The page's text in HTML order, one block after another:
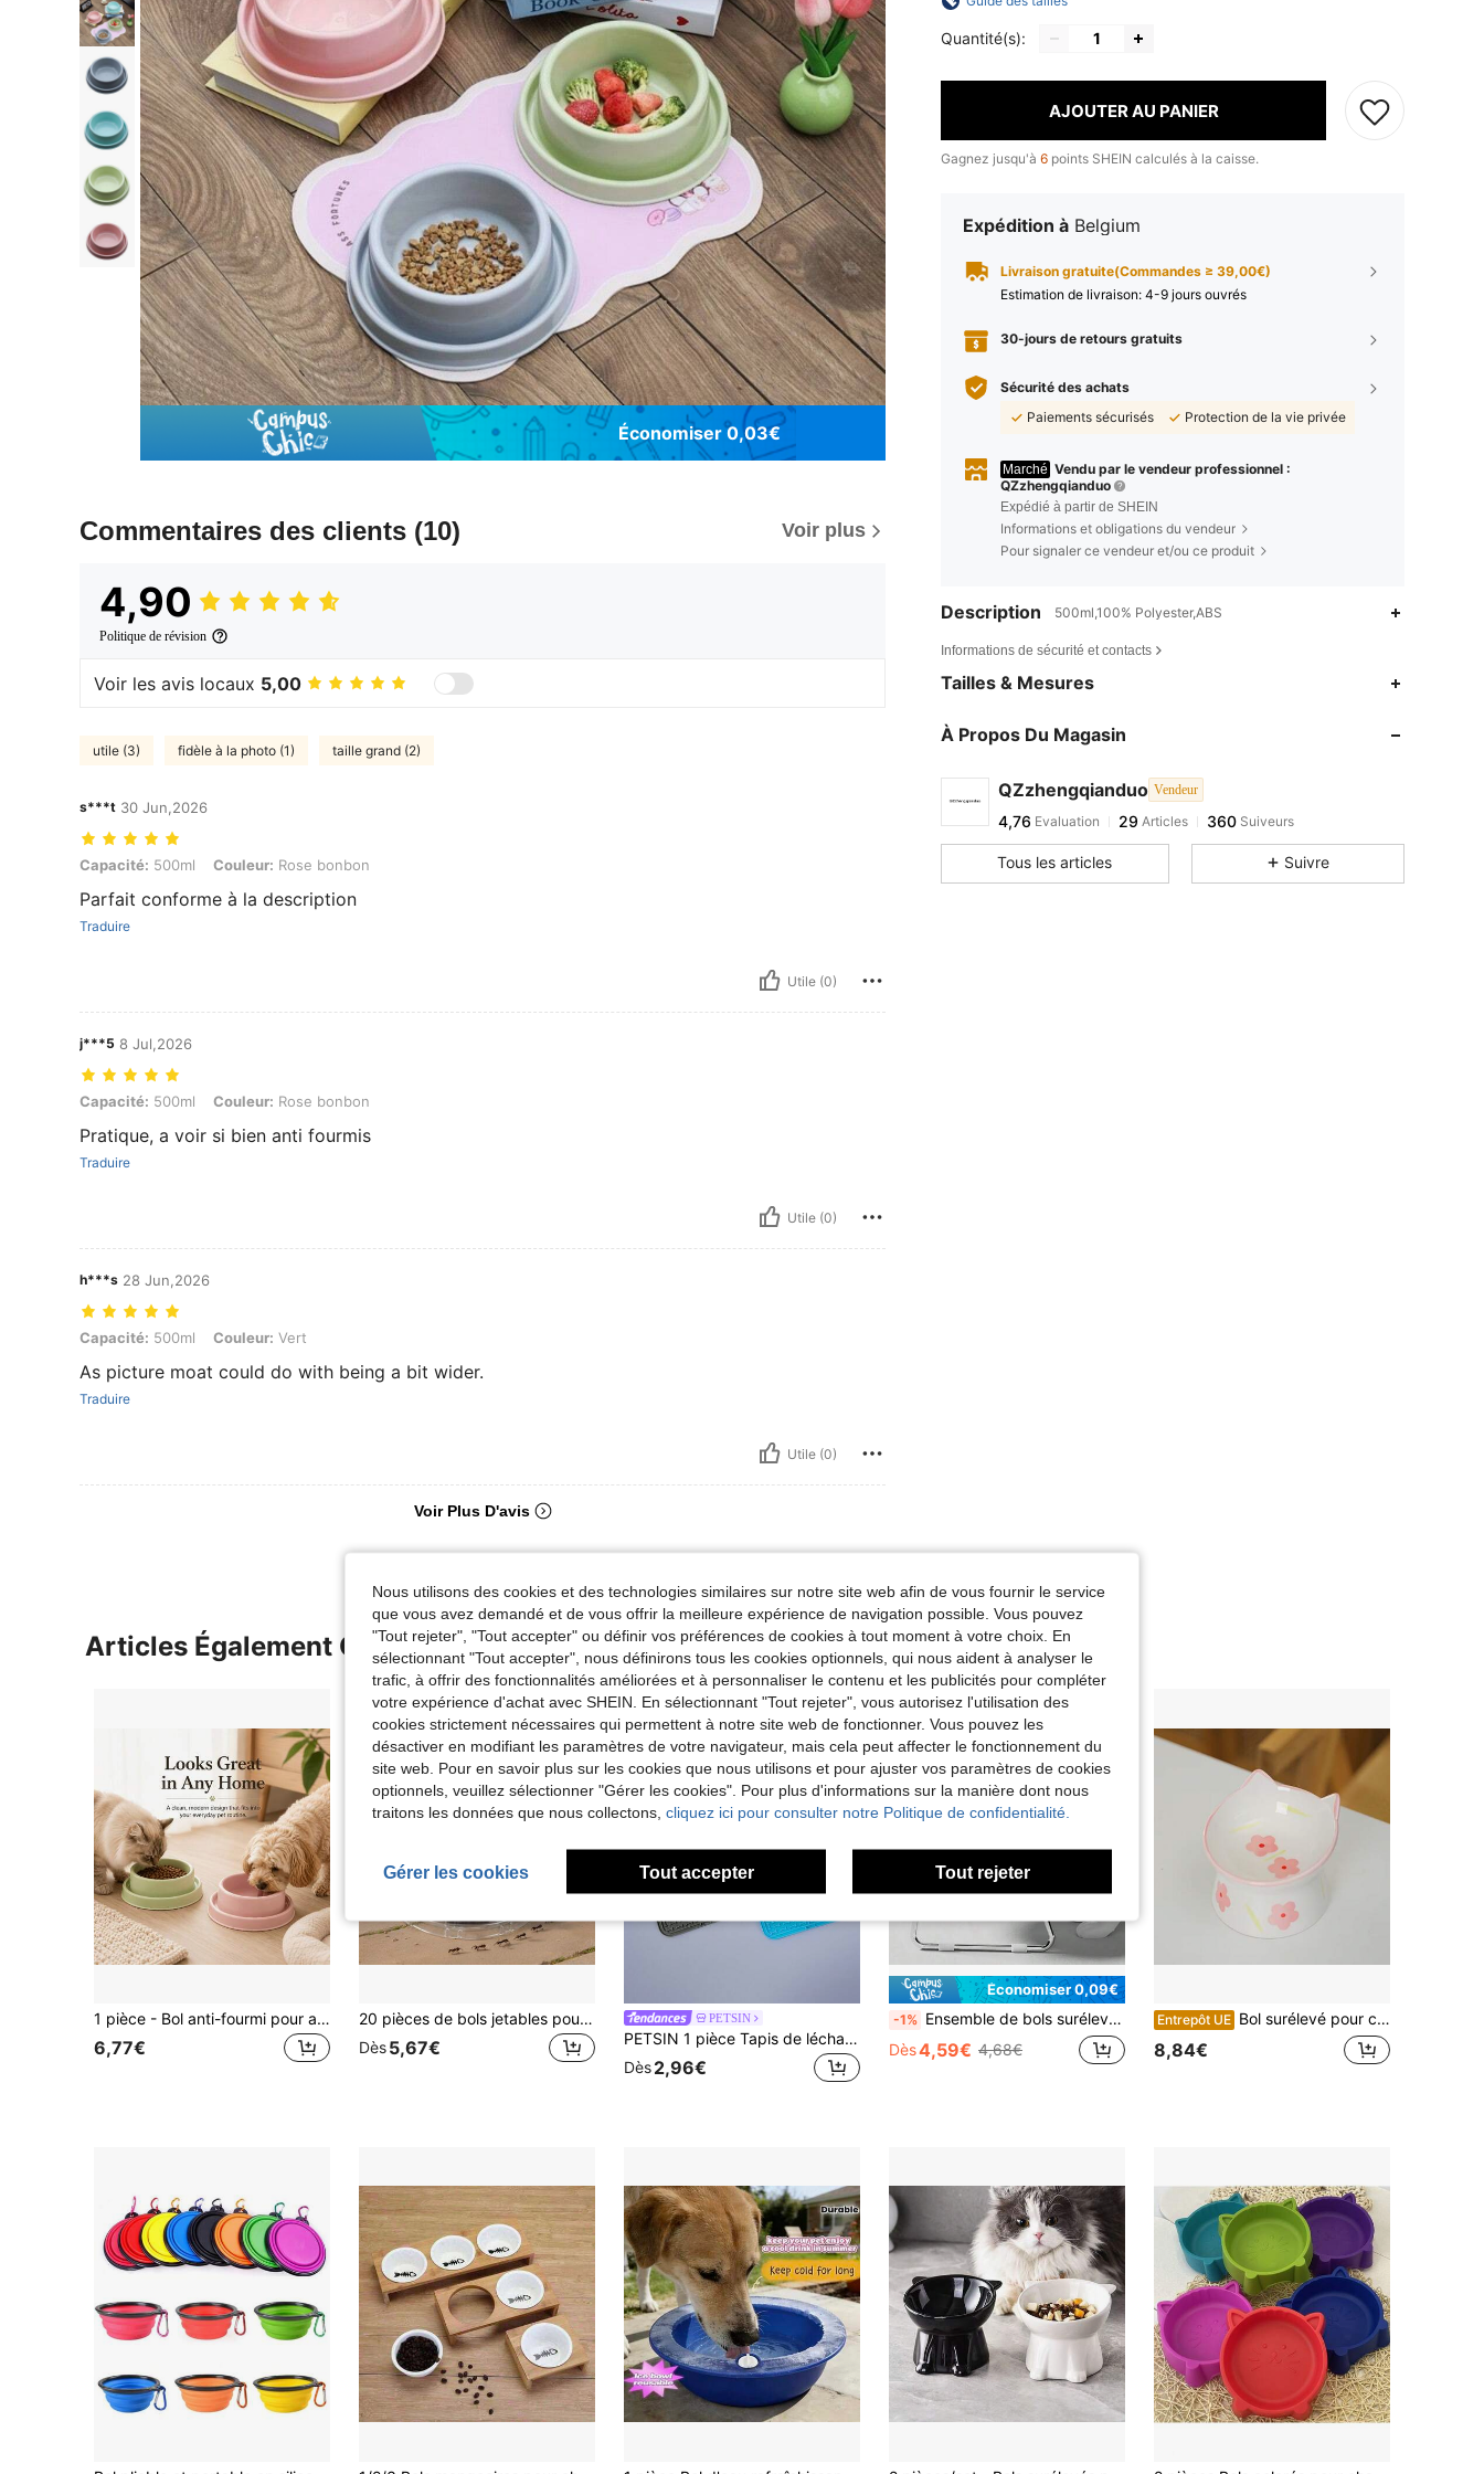
Économiser 0,03€
Commentaires des clients (10) Voir plus
4,90
Politique de révision
Voir les avis locaux 5,00
utile (3) fidèle à la photo (1) taille grand (2)
s***t 30 Jun,2026
Capacité: 500ml, Couleur: Rose bonbon
Capacité: 500ml Couleur: Rose bonbon
Parfait conforme à la description
Traduire
Utile (0)
j***5 8 Jul,2026
Capacité: 500ml, Couleur: Rose bonbon
Capacité: 500ml Couleur: Rose bonbon
Pratique, a voir si bien anti fourmis
Traduire
Utile (0)
h***s 28 Jun,2026
Capacité: 500ml, Couleur: Vert
Capacité: 500ml Couleur: Vert
As picture moat could do with being a bit wider.
Traduire
Utile (0)
Voir Plus D'avis
Quantité(s):
AJOUTER AU PANIER
Gagnez jusqu'à 6 points SHEIN calculés à la caisse.
Expédition à Belgium
Livraison gratuite(Commandes ≥ 39,00€)
Estimation de livraison: 4-9 jours ouvrés
30-jours de retours gratuits
Sécurité des achats
Paiements sécurisés
Protection de la vie privée
Marché Vendu par le vendeur professionnel :
QZzhengqianduo
Expédié à partir de SHEIN
Informations et obligations du vendeur
Pour signaler ce vendeur et/ou ce produit
Description 500ml,100% Polyester,ABS
Informations de sécurité et contacts
Tailles & Mesures
À Propos Du Magasin
QZzhengqianduo Vendeur
4,76 Evaluation 29 Articles 360 Suiveurs
Tous les articles Suivre
Articles Également Consultés
1 pièce - Bol anti-fourmi pour animaux de compagnie de 5,12 po/6,2 po, design de débordement inspiré de la dopamine, base antidérapante résistante au basculement, bol de nourriture facile à nettoyer, bol de nourriture universel en plastique pour chats et chiens, bol de nourriture surélevé anti-débordement, convient aux chats et chiens d'intérieur et d'extérieur, aux chiens de petite et moyenne taille, essentiel pour les voyages avec animaux de compagnie
6,77€
20 pièces de bols jetables pour animaux de compagnie anti-fourmis, bols de nourriture pour chats et chiens, bols anti-fourmis, grandes assiettes pour nourriture humide pour chats, mangeoire en plastique ronde anti-déversement et antidérapante pour animaux de compagnie d'extérieur, chiens de petite et moyenne taille
Dès5,67€
PETSIN
PETSIN 1 pièce Tapis de léchage pour chien Tapis de nourriture lent Goutte à goutte Tapis de léchage avec ventouse en silicone Tapis de nourriture lent pour chien
Dès2,96€
Économiser 0,09€
-1% Ensemble de bols surélevés pour chats en acier inoxydable, convient aux chatons et petits chiens, comprend un support métallique et une base antidérapante, conception inclinée anti-reflux à 15 degrés, protège les moustaches et la colonne vertébrale du chat, choix idéal pour la maison pour le Nouvel An. Bol pour chien.
Dès4,59€ 4,68€
Entrepôt UE Bol surélevé pour chat en céramique (design floral) - Il s'agit d'un bol surélevé pour chat en céramique conçu pour les animaux de compagnie, avec une apparence mignonne et une fonction d'alimentation saine. Adoptant une technique de coloration sous glaçure en céramique à haute température, il est peint à la main avec des fleurs roses et des feuilles vertes, avec un bord en forme d'oreille de chat rose, le rendant à la fois esthétique et conforme aux normes de contact alimentaire.
8,84€
Nous utilisons des cookies et des technologies similaires sur notre site web afin de vous fournir le service
que vous avez demandé et de vous offrir la meilleure expérience de navigation possible. Vous pouvez
"Tout rejeter", "Tout accepter" ou définir vos préférences de cookies à tout moment à votre choix. En
sélectionnant "Tout accepter", nous définirons tous les cookies optionnels, qui nous aident à analyser le
trafic, à offrir des fonctionnalités améliorées et à personnaliser le contenu et les publicités pour compléter
votre expérience d'achat avec SHEIN. En sélectionnant "Tout rejeter", vous autorisez l'utilisation des
cookies strictement nécessaires qui permettent à notre site web de fonctionner. Vous pouvez les
désactiver en modifiant les paramètres de votre navigateur, mais cela peut affecter le fonctionnement du
site web. Pour en savoir plus sur les cookies que nous utilisons et pour ajuster vos paramètres de cookies
optionnels, veuillez sélectionner "Gérer les cookies". Pour plus d'informations sur la manière dont nous
traitons les données que nous collectons, cliquez ici pour consulter notre Politique de confidentialité.
Gérer les cookies Tout accepter Tout rejeter